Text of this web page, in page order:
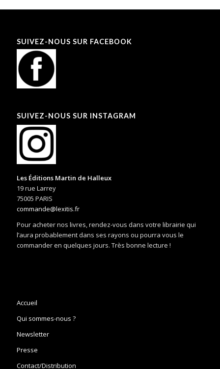
SUIVEZ-NOUS SUR FACEBOOK
SUIVEZ-NOUS SUR INSTAGRAM
Les Éditions Martin de Halleux
19 rue Larrey
75005 PARIS
commande@lexitis.fr
Pour acheter nos livres, rendez-vous dans votre librairie qui
l’aura probablement dans ses rayons ou pourra vous le
commander en quelques jours. Très bonne lecture !
Accueil
Qui sommes-nous ?
Newsletter
Presse
Contact/Distribution